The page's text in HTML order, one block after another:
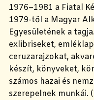
1976–1981 a Fiatal
1979-től a Magyar
Egyesületének a
exlibriseket,
ceruzarajzokat,
készít, könyveket,
számos hazai és
szerepelnek munkái.